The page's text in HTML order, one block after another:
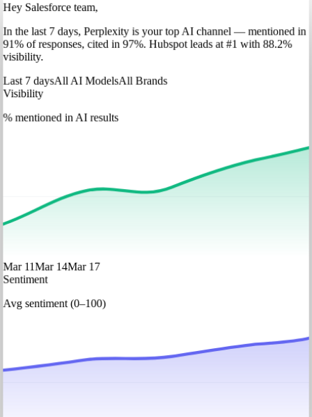
Hey Salesforce team,
In the last 7 days, Perplexityis your top AI channel — mentioned in
91% of responses, cited in 97%. Hubspotleads at #1 with 88.2%
visibility.
Last 7 daysAll AI ModelsAll Brands
Visibility
% mentioned in AI results
Mar 11Mar 14Mar 17
Sentiment
Avg sentiment (0–100)